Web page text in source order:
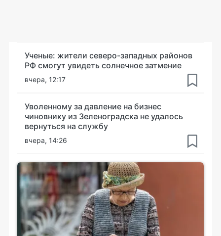
Ученые: жители северо-западных районов
РФ смогут увидеть солнечное затмение
вчера, 12:17
Уволенному за давление на бизнес
чиновнику из Зеленоградска не удалось
вернуться на службу
вчера, 14:26